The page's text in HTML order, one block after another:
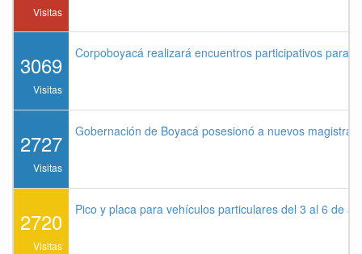
Visitas
3069
Visitas
Corpoboyacá realizará encuentros participativos para
2727
Visitas
Gobernación de Boyacá posesionó a nuevos
2720
Visitas
Pico y placa para vehículos particulares del 3 al 6 de